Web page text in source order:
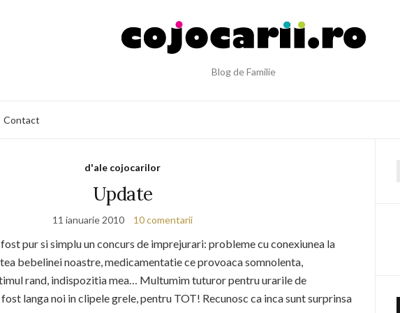
Blog de Familie
Contact
d'ale cojocarilor
Update
11 ianuarie 2010 10 comentarii
pur si simplu un concurs de imprejurari: probleme cu conexiunea la
bebelinei noastre, medicamentatie ce provoaca somnolenta,
rand, indispozitia mea… Multumim tuturor pentru urarile de
langa noi in clipele grele, pentru TOT! Recunosc ca inca sunt surprinsa